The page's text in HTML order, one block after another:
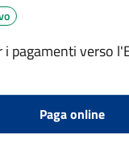
i pagamenti verso
Paga online